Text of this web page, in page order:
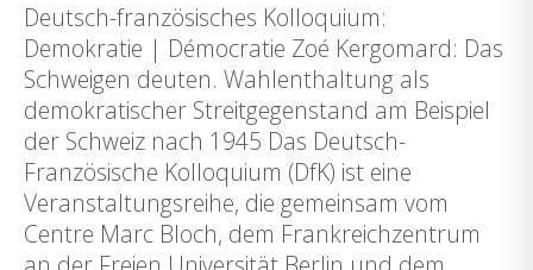
Deutsch-französisches Kolloquium:
Demokratie | Démocratie Zoé Kergomard: Das
Schweigen deuten. Wahlenthaltung als
demokratischer Streitgegenstand am Beispiel
der Schweiz nach 1945 Das Deutsch-
Französische Kolloquium (DfK) ist eine
Veranstaltungsreihe, die gemeinsam vom
Centre Marc Bloch, dem Frankreichzentrum